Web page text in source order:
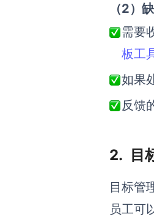
（2）
需要
板工
如果
反馈
2. 目
目标管
员工可